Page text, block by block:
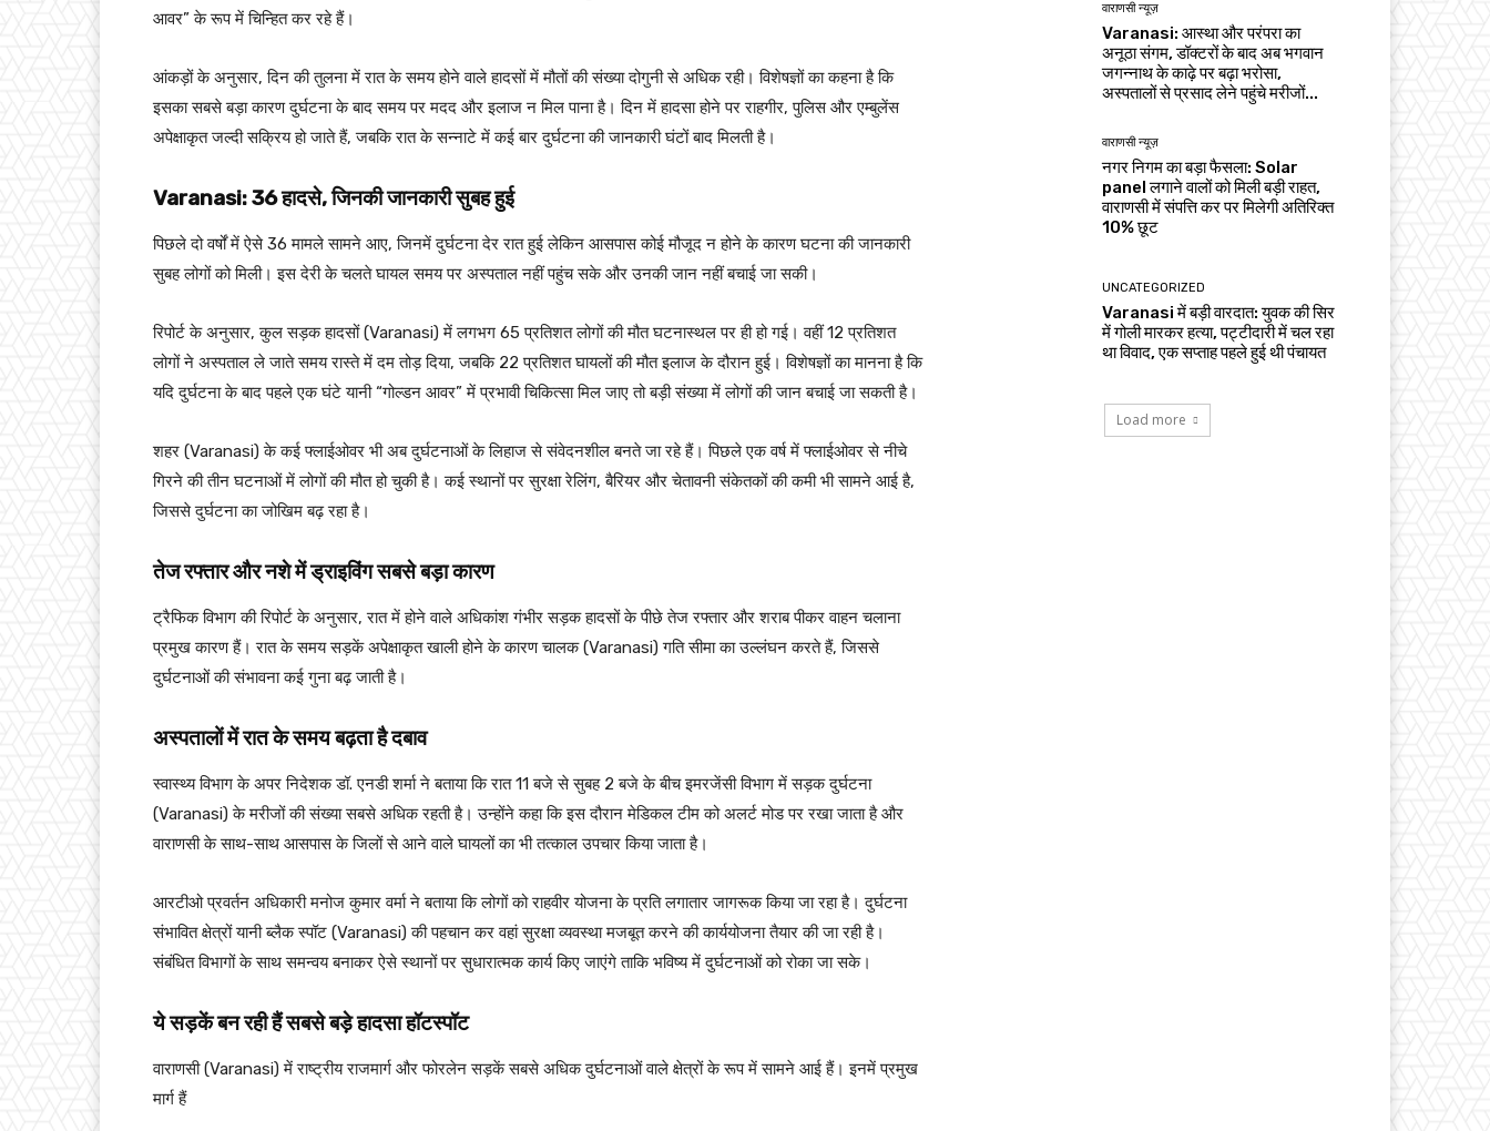
आवर” के रूप में चिन्हित कर रहे हैं।
आंकड़ों के अनुसार, दिन की तुलना में रात के समय होने वाले हादसों में मौतों की संख्या दोगुनी से अधिक रही। विशेषज्ञों का कहना है कि
इसका सबसे बड़ा कारण दुर्घटना के बाद समय पर मदद और इलाज न मिल पाना है। दिन में हादसा होने पर राहगीर, पुलिस और एम्बुलेंस
अपेक्षाकृत जल्दी सक्रिय हो जाते हैं, जबकि रात के सन्नाटे में कई बार दुर्घटना की जानकारी घंटों बाद मिलती है।
Varanasi: 36 हादसे, जिनकी जानकारी सुबह हुई
पिछले दो वर्षों में ऐसे 36 मामले सामने आए, जिनमें दुर्घटना देर रात हुई लेकिन आसपास कोई मौजूद न होने के कारण घटना की जानकारी
सुबह लोगों को मिली। इस देरी के चलते घायल समय पर अस्पताल नहीं पहुंच सके और उनकी जान नहीं बचाई जा सकी।
रिपोर्ट के अनुसार, कुल सड़क हादसों (Varanasi) में लगभग 65 प्रतिशत लोगों की मौत घटनास्थल पर ही हो गई। वहीं 12 प्रतिशत
लोगों ने अस्पताल ले जाते समय रास्ते में दम तोड़ दिया, जबकि 22 प्रतिशत घायलों की मौत इलाज के दौरान हुई। विशेषज्ञों का मानना है कि
यदि दुर्घटना के बाद पहले एक घंटे यानी “गोल्डन आवर” में प्रभावी चिकित्सा मिल जाए तो बड़ी संख्या में लोगों की जान बचाई जा सकती है।
शहर (Varanasi) के कई फ्लाईओवर भी अब दुर्घटनाओं के लिहाज से संवेदनशील बनते जा रहे हैं। पिछले एक वर्ष में फ्लाईओवर से नीचे
गिरने की तीन घटनाओं में लोगों की मौत हो चुकी है। कई स्थानों पर सुरक्षा रेलिंग, बैरियर और चेतावनी संकेतकों की कमी भी सामने आई है,
जिससे दुर्घटना का जोखिम बढ़ रहा है।
तेज रफ्तार और नशे में ड्राइविंग सबसे बड़ा कारण
ट्रैफिक विभाग की रिपोर्ट के अनुसार, रात में होने वाले अधिकांश गंभीर सड़क हादसों के पीछे तेज रफ्तार और शराब पीकर वाहन चलाना
प्रमुख कारण हैं। रात के समय सड़कें अपेक्षाकृत खाली होने के कारण चालक (Varanasi) गति सीमा का उल्लंघन करते हैं, जिससे
दुर्घटनाओं की संभावना कई गुना बढ़ जाती है।
अस्पतालों में रात के समय बढ़ता है दबाव
स्वास्थ्य विभाग के अपर निदेशक डॉ. एनडी शर्मा ने बताया कि रात 11 बजे से सुबह 2 बजे के बीच इमरजेंसी विभाग में सड़क दुर्घटना
(Varanasi) के मरीजों की संख्या सबसे अधिक रहती है। उन्होंने कहा कि इस दौरान मेडिकल टीम को अलर्ट मोड पर रखा जाता है और
वाराणसी के साथ-साथ आसपास के जिलों से आने वाले घायलों का भी तत्काल उपचार किया जाता है।
आरटीओ प्रवर्तन अधिकारी मनोज कुमार वर्मा ने बताया कि लोगों को राहवीर योजना के प्रति लगातार जागरूक किया जा रहा है। दुर्घटना
संभावित क्षेत्रों यानी ब्लैक स्पॉट (Varanasi) की पहचान कर वहां सुरक्षा व्यवस्था मजबूत करने की कार्ययोजना तैयार की जा रही है।
संबंधित विभागों के साथ समन्वय बनाकर ऐसे स्थानों पर सुधारात्मक कार्य किए जाएंगे ताकि भविष्य में दुर्घटनाओं को रोका जा सके।
ये सड़कें बन रही हैं सबसे बड़े हादसा हॉटस्पॉट
वाराणसी (Varanasi) में राष्ट्रीय राजमार्ग और फोरलेन सड़कें सबसे अधिक दुर्घटनाओं वाले क्षेत्रों के रूप में सामने आई हैं। इनमें प्रमुख
मार्ग हैं
वाराणसी न्यूज़
Varanasi: आस्था और परंपरा का
अनूठा संगम, डॉक्टरों के बाद अब भगवान
जगन्नाथ के काढ़े पर बढ़ा भरोसा,
अस्पतालों से प्रसाद लेने पहुंचे मरीजों...
वाराणसी न्यूज़
नगर निगम का बड़ा फैसला: Solar
panel लगाने वालों को मिली बड़ी राहत,
वाराणसी में संपत्ति कर पर मिलेगी अतिरिक्त
10% छूट
UNCATEGORIZED
Varanasi में बड़ी वारदात: युवक की सिर
में गोली मारकर हत्या, पट्टीदारी में चल रहा
था विवाद, एक सप्ताह पहले हुई थी पंचायत
Load more